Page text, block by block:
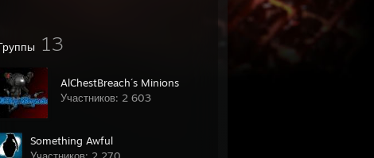
13
AlChestBreach´s Minions
Участников: 2 603
Something Awful